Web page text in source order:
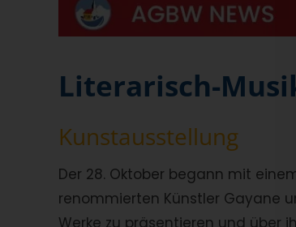
Literarisch-
Kunstausstellung
Der 28. Oktober begann mit
renommierten Künstler Gayane
Werke zu präsentieren und über